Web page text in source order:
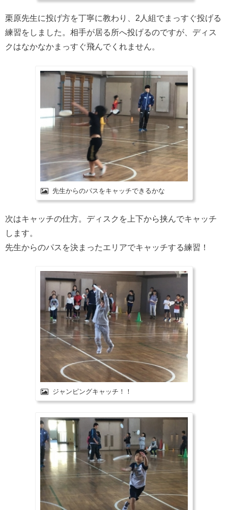
栗原先生に投げ方を丁寧に教わり、2人組でまっすぐ投げる
練習をしました。相手が居る所へ投げるのですが、ディス
クはなかなかまっすぐ飛んでくれません。
先生からのパスをキャッチできるかな
次はキャッチの仕方。ディスクを上下から挟んでキャッチ
します。
先生からのパスを決まったエリアでキャッチする練習！
ジャンピングキャッチ！！